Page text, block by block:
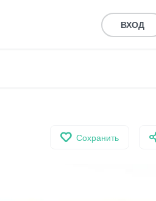
ВХОД
Сохранить